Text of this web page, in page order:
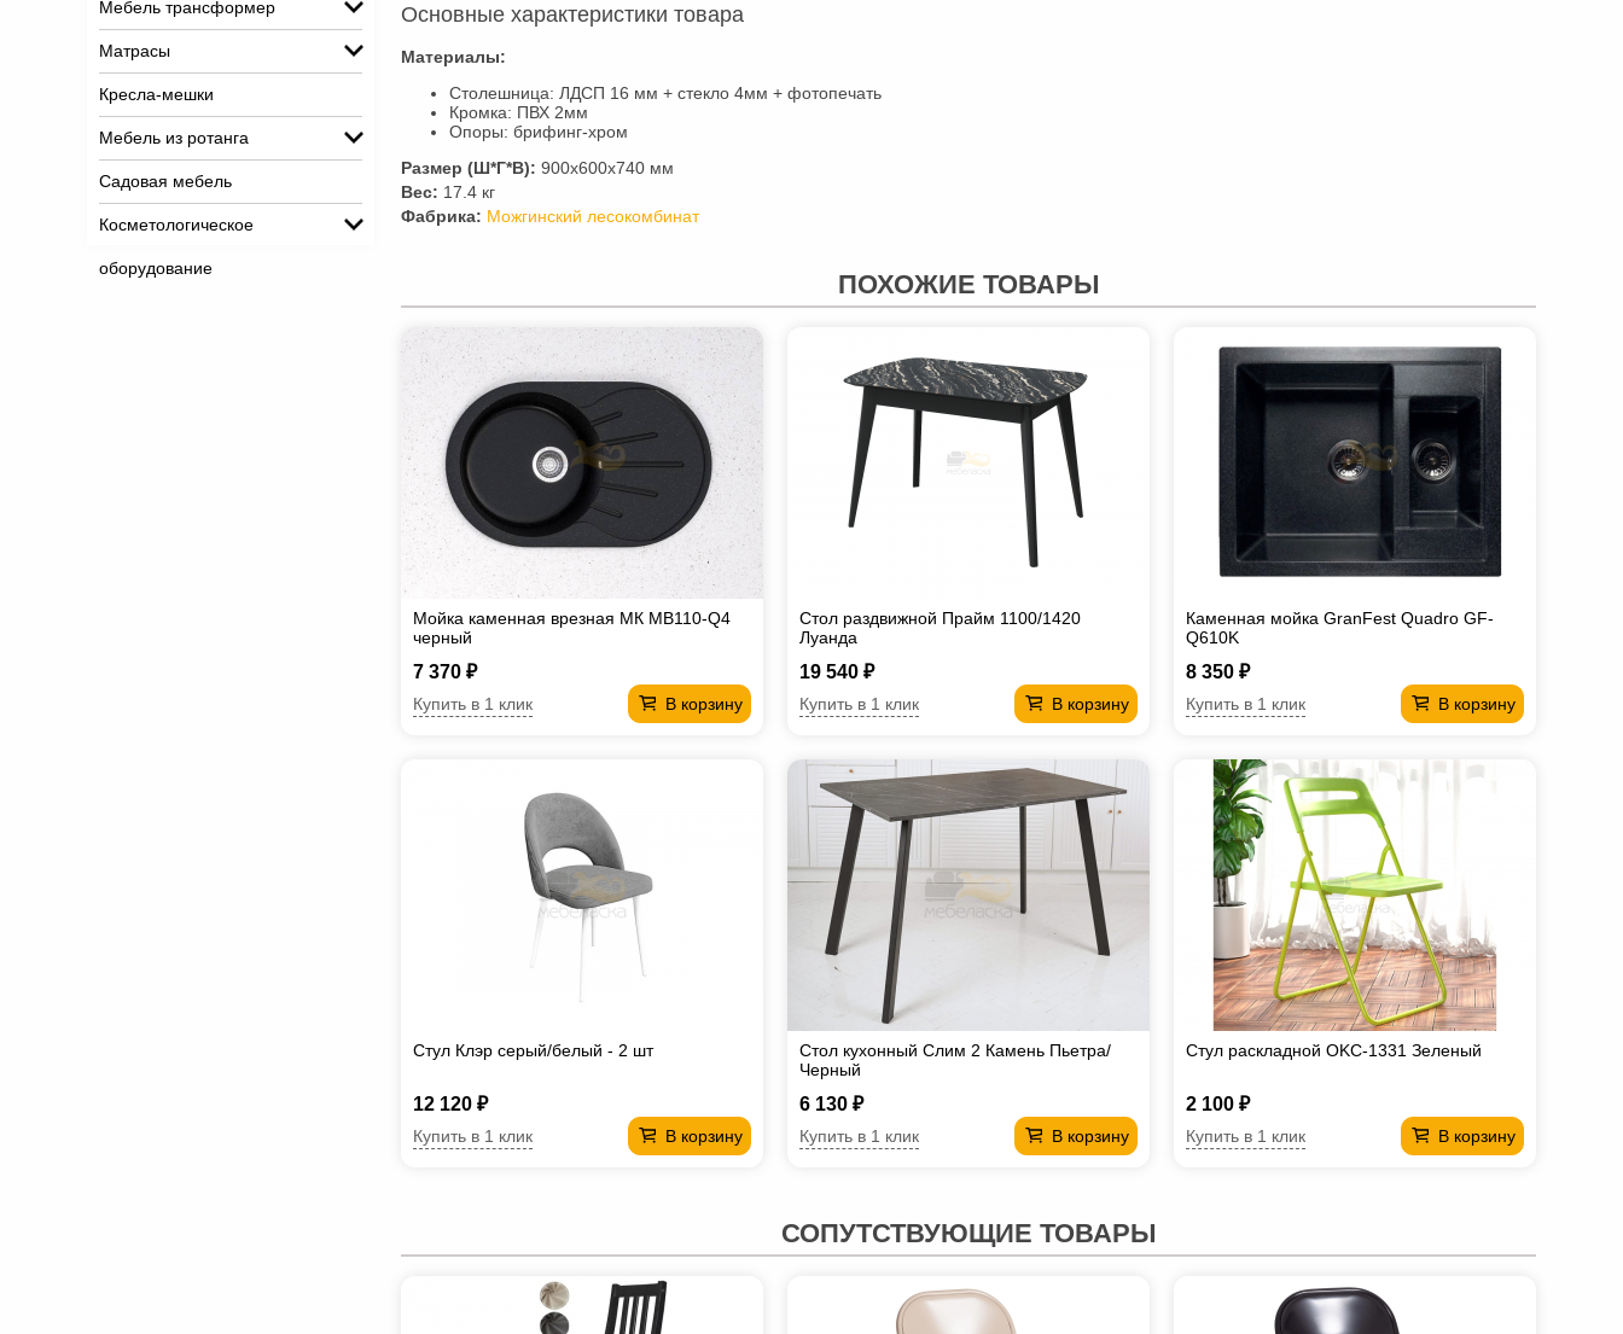
Мебель трансформер
Матрасы
Кресла-мешки
Мебель из ротанга
Садовая мебель
Косметологическое
оборудование
Основные характеристики товара
Материалы:
Столешница: ЛДСП 16 мм + стекло 4мм + фотопечать
Кромка: ПВХ 2мм
Опоры: брифинг-хром
Размер (Ш*Г*В): 900х600х740 мм
Вес: 17.4 кг
Фабрика: Можгинский лесокомбинат
ПОХОЖИЕ ТОВАРЫ
Мойка каменная врезная МК МВ110-Q4
черный
7 370 ₽
В корзину
Купить в 1 клик
Стол раздвижной Прайм 1100/1420
Луанда
19 540 ₽
В корзину
Купить в 1 клик
Каменная мойка GranFest Quadro GF-
Q610K
8 350 ₽
В корзину
Купить в 1 клик
Стул Клэр серый/белый - 2 шт
12 120 ₽
В корзину
Купить в 1 клик
Стол кухонный Слим 2 Камень Пьетра/
Черный
6 130 ₽
В корзину
Купить в 1 клик
Стул раскладной OKC-1331 Зеленый
2 100 ₽
В корзину
Купить в 1 клик
СОПУТСТВУЮЩИЕ ТОВАРЫ